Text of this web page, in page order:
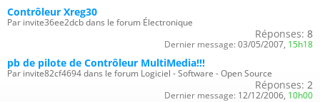
Contrôleur Xreg30
Par invite36ee2dcb dans le forum Électronique
Réponses: 8
Dernier message: 03/05/2007, 15h18
pb de pilote de Contrôleur MultiMedia!!!
Par invite82cf4694 dans le forum Logiciel - Software - Open Source
Réponses: 2
Dernier message: 12/12/2006, 10h00